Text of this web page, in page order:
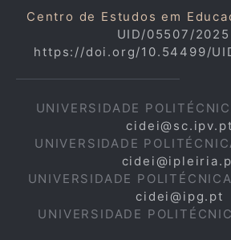
Centro de Estudos em
UID/05507/2025
https://doi.org/10.54499/
UNIVERSIDADE
cidei@sc.ipv.pt
UNIVERSIDADE
UNIVERSIDADE
cidei@ipg.pt
UNIVERSIDADE